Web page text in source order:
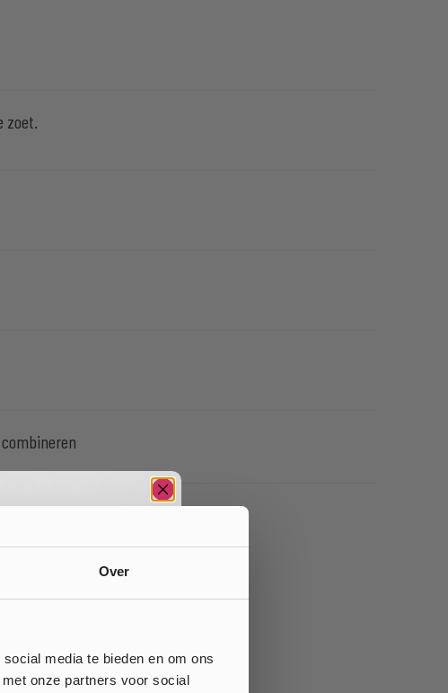
Over
media te bieden en om ons
onze partners voor social
zoet.